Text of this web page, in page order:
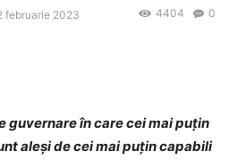
februarie 2023 0
4404
guvernare în care cei mai puţin
aleşi de cei mai puţin capabili